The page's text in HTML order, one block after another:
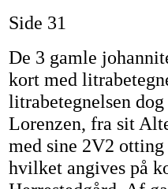
Side 31
De 3 gamle
kort med
litrabetegnelsen
Lorenzen, fra sit
med sine 2V2
hvilket angives på